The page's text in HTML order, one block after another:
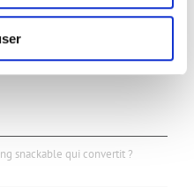
snackable qui convertit ?